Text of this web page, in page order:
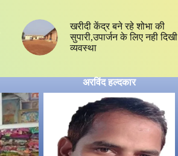
खरीदी केंद्र बने रहे शोभा की
सुपारी,उपार्जन के लिए नही दिखी
व्यवस्था
अरविंद हल्दकार